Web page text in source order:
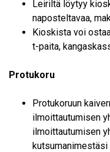
Leiriltä löytyy
naposteltavaa,
Kioskista voi
t-paita,
Protukoru
Protukoruun
ilmoittautumisen
ilmoittautumisen